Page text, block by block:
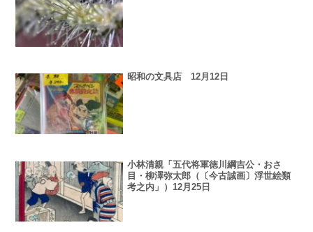
昭和の文具店 12月12日
小林清親「五代将軍徳川綱吉公・おさ
目・柳澤弥太郎（〔今古誠画〕浮世絵類
考之内」）12月25日